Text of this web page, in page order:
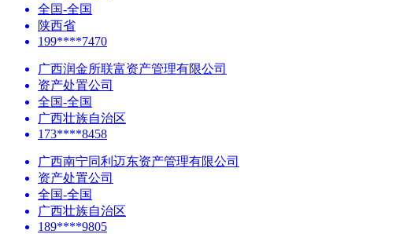
全国-全国
陕西省
199****7470
广西润金所联富资产管理有限公司
资产处置公司
全国-全国
广西壮族自治区
173****8458
广西南宁同利迈东资产管理有限公司
资产处置公司
全国-全国
广西壮族自治区
189****9805